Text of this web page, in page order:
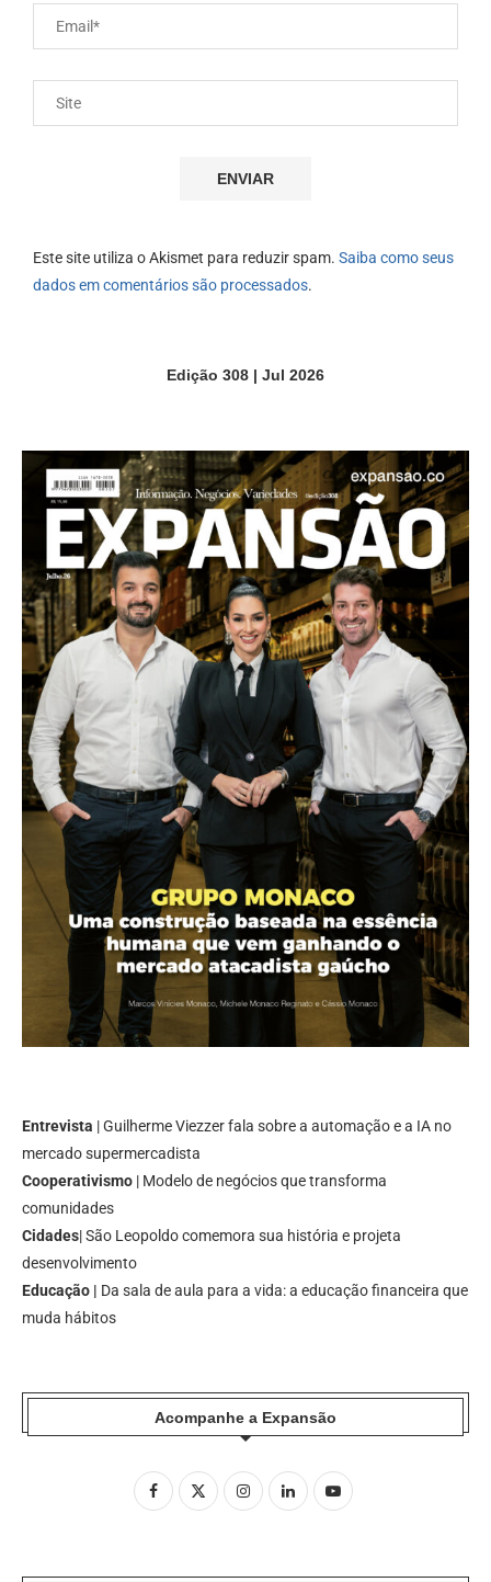
Este site utiliza o Akismet para reduzir spam. Saiba como seus
dados em comentários são processados.
Edição 308 | Jul 2026
Entrevista | Guilherme Viezzer fala sobre a automação e a IA no
mercado supermercadista
Cooperativismo | Modelo de negócios que transforma
comunidades
Cidades| São Leopoldo comemora sua história e projeta
desenvolvimento
Educação | Da sala de aula para a vida: a educação financeira que
muda hábitos
Acompanhe a Expansão